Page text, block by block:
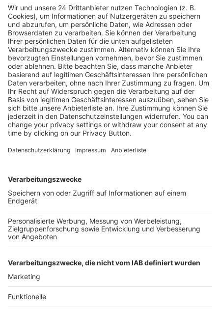
Inhaltsverzeichnis
Kostenlose Rücksendung bis zu 14 Tage nach
Bestelleingang (innerhalb Deutschlands).
Versandkosten.
Der Bestellprozess ist mit Hilfe eines SSL-
SERVICE HOTLINE
SHOP SERVICE